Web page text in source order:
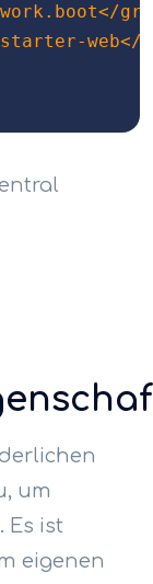
um
Es ist
eigenen